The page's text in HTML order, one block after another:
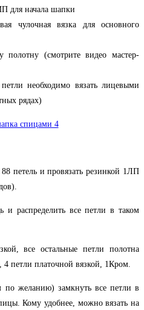
для начала шапки
чулочная вязка для основного
полотну (смотрите видео мастер-
необходимо вязать лицевыми
рядах)
петель и провязать резинкой 1ЛП
и распределить все петли в таком
все остальные петли полотна
петли платочной вязкой, 1Кром.
по желанию) замкнуть все петли в
Кому удобнее, можно вязать на